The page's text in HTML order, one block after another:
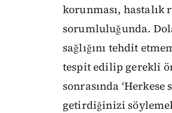
korunması, hastalık
sorumluluğunda.
sağlığını tehdit
tespit edilip gerekli
sonrasında ‘Herkese
getirdiğinizi